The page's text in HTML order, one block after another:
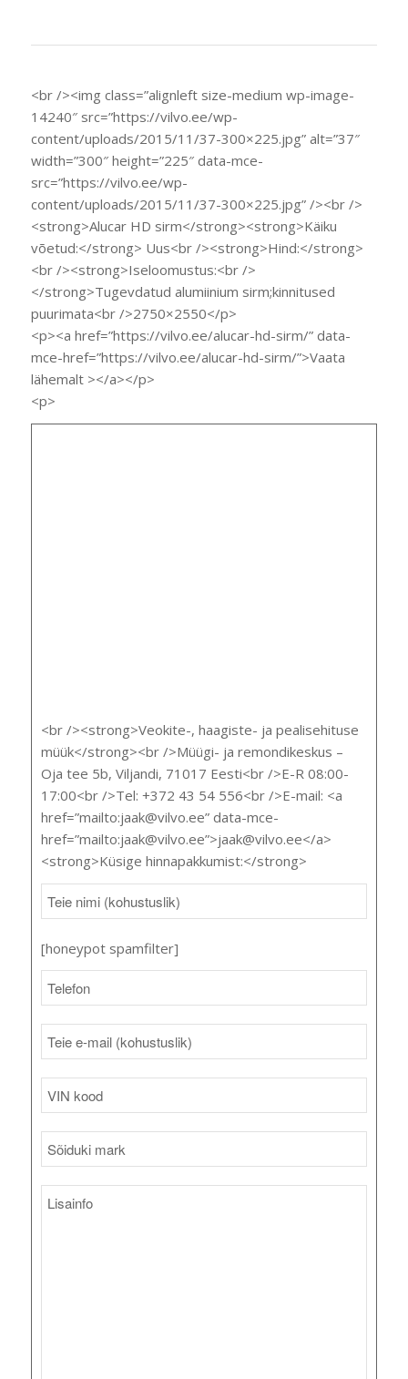
<br /><img class=”alignleft size-medium wp-image-
14240″ src=”https://vilvo.ee/wp-
content/uploads/2015/11/37-300×225.jpg” alt=”37″
width=”300″ height=”225″ data-mce-
src=”https://vilvo.ee/wp-
content/uploads/2015/11/37-300×225.jpg” /><br />
<strong>Alucar HD sirm</strong><strong>Käiku
võetud:</strong> Uus<br /><strong>Hind:</strong>
<br /><strong>Iseloomustus:<br />
</strong>Tugevdatud alumiinium sirm;kinnitused
puurimata<br />2750×2550</p>
<p><a href=”https://vilvo.ee/alucar-hd-sirm/” data-
mce-href=”https://vilvo.ee/alucar-hd-sirm/”>Vaata
lähemalt ></a></p>
<p>
<br /><strong>Veokite-, haagiste- ja pealisehituse
müük</strong><br />Müügi- ja remondikeskus –
Oja tee 5b, Viljandi, 71017 Eesti<br />E-R 08:00-
17:00<br />Tel: +372 43 54 556<br />E-mail: <a
href=”mailto:jaak@vilvo.ee” data-mce-
href=”mailto:jaak@vilvo.ee”>jaak@vilvo.ee</a>
<strong>Küsige hinnapakkumist:</strong>
[honeypot spamfilter]